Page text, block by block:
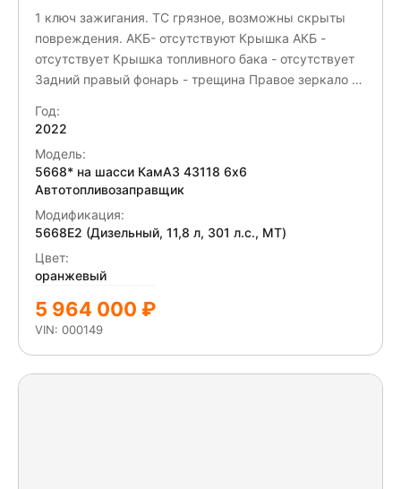
1 ключ зажигания. ТС грязное, возможны скрыты
повреждения. АКБ- отсутствуют Крышка АКБ -
отсутствует Крышка топливного бака - отсутствует
Задний правый фонарь - трещина Правое зеркало -
Год:
2022
Модель:
5668* на шасси КамАЗ 43118 6x6
Автотопливозаправщик
Модификация:
5668E2 (Дизельный, 11,8 л, 301 л.с., МТ)
Цвет:
оранжевый
5 964 000 ₽
VIN: 000149